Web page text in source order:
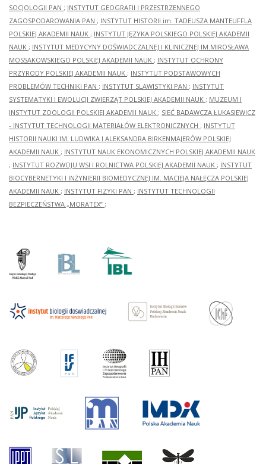
SOCJOLOGII PAN ; INSTYTUT GEOGRAFII I PRZESTRZENNEGO
ZAGOSPODAROWANIA PAN ; INSTYTUT HISTORII im. TADEUSZA MANTEUFFLA
POLSKIEJ AKADEMII NAUK ; INSTYTUT JĘZYKA POLSKIEGO POLSKIEJ AKADEMII
NAUK ; INSTYTUT MEDYCYNY DOŚWIADCZALNEJ I KLINICZNEJ IM.MIROSŁAWA
MOSSAKOWSKIEGO POLSKIEJ AKADEMII NAUK ; INSTYTUT OCHRONY
PRZYRODY POLSKIEJ AKADEMII NAUK ; INSTYTUT PODSTAWOWYCH
PROBLEMÓW TECHNIKI PAN ; INSTYTUT SLAWISTYKI PAN ; INSTYTUT
SYSTEMATYKI I EWOLUCJI ZWIERZĄT POLSKIEJ AKADEMII NAUK ; MUZEUM I
INSTYTUT ZOOLOGII POLSKIEJ AKADEMII NAUK ; SIEĆ BADAWCZA ŁUKASIEWICZ
- INSTYTUT TECHNOLOGII MATERIAŁÓW ELEKTRONICZNYCH ; INSTYTUT
HISTORII NAUKI IM. LUDWIKA I ALEKSANDRA BIRKENMAJERÓW POLSKIEJ
AKADEMII NAUK ; INSTYTUT NAUK EKONOMICZNYCH POLSKIEJ AKADEMII NAUK
; INSTYTUT ROZWOJU WSI I ROLNICTWA POLSKIEJ AKADEMII NAUK ; INSTYTUT
BIOCYBERNETYKI I INŻYNIERII BIOMEDYCZNEJ IM. MACIEJA NAŁĘCZA POLSKIEJ
AKADEMII NAUK ; INSTYTUT FIZYKI PAN ; INSTYTUT TECHNOLOGII
BEZPIECZEŃSTWA „MORATEX” ;